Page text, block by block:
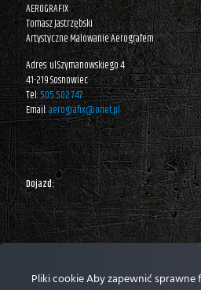
AEROGRAFIX
Tomasz Jastrzębski
Artystyczne Malowanie Aerografem
Adres: ul.Szymanowskiego 4
41-219 Sosnowiec
Tel:505 502 747
Email:aerografix@onet.pl
Dojazd:
Pliki cookie Aby zapewnić